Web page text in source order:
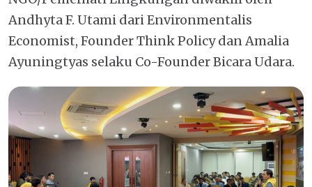
Andhyta F. Utami dari Environmentalis
Economist, Founder Think Policy dan Amalia
Ayuningtyas selaku Co-Founder Bicara Udara.